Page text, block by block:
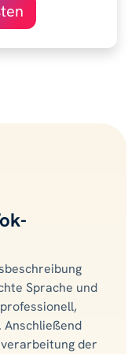
Sprache und
Anschließend
der